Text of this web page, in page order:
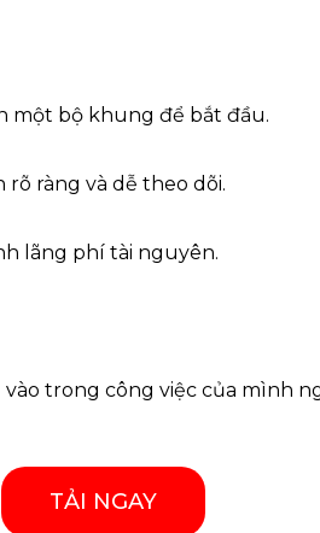
một bộ khung để bắt đầu.
ràng và dễ theo dõi.
lãng phí tài nguyên.
trong công việc của mình
TẢI NGAY